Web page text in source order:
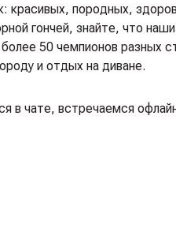
породных,
гончей, знайте, что
50 чемпионов разных
и отдых на диване.
чате, встречаемся